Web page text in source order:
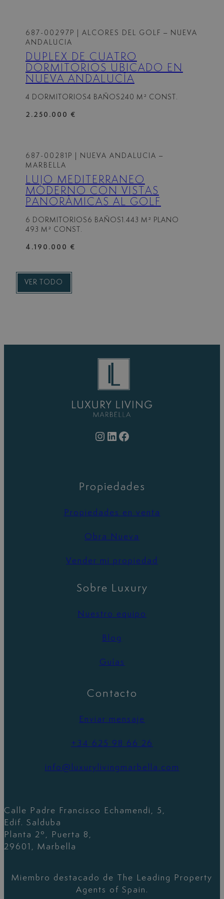
687-00297P
| ALCORES DEL GOLF – NUEVA
ANDALUCIA
DÚPLEX DE CUATRO
DORMITORIOS UBICADO EN
NUEVA ANDALUCÍA
4 DORMITORIOS4 BAÑOS 240 M² CONST.
2.250.000 €
687-00281P
| NUEVA ANDALUCIA –
MARBELLA
LUJO MEDITERRÁNEO
MODERNO CON VISTAS
PANORÁMICAS AL GOLF
6 DORMITORIOS 6 BAÑOS 1.443 M² PLANO
493 M² CONST.
4.190.000 €
VER TODO
Instagram LinkedIn Facebook
Propiedades
Propiedades en venta
Obra Nueva
Vender mi propiedad
Sobre Luxury
Nuestro equipo
Blog
Guías
Contacto
Enviar mensaje
+34 625 98 66 26
info@luxurylivingmarbella.com
Calle Padre Francisco Echamendi, 5,
Edif. Salduba
Planta 2º, Puerta 8,
29601, Marbella
Miembro destacado de The Leading Property
Agents of Spain.